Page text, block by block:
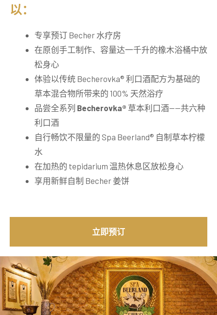
以：
专享预订 Becher 水疗房
在原创手工制作、容量达一千升的橡木浴桶中放
松身心
体验以传统 Becherovka® 利口酒配方为基础的
草本混合物所带来的 100% 天然浴疗
品尝全系列 Becherovka® 草本利口酒——共六种
利口酒
自行畅饮不限量的 Spa Beerland® 自制草本柠檬
水
在加热的 tepidarium 温热休息区放松身心
享用新鲜自制 Becher 姜饼
立即预订